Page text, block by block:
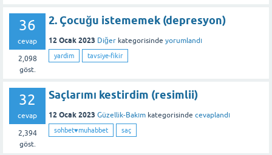
36
cevap
2,098
göst.
2. Çocuğu istememek (depresyon)
12 Ocak 2023 Diğer kategorisinde yorumlandı
yardim tavsiye-fikir
32
cevap
2,394
göst.
Saçlarımı kestirdim (resimlii)
12 Ocak 2023 Güzellik-Bakım kategorisinde cevaplandı
sohbet♥️muhabbet saç